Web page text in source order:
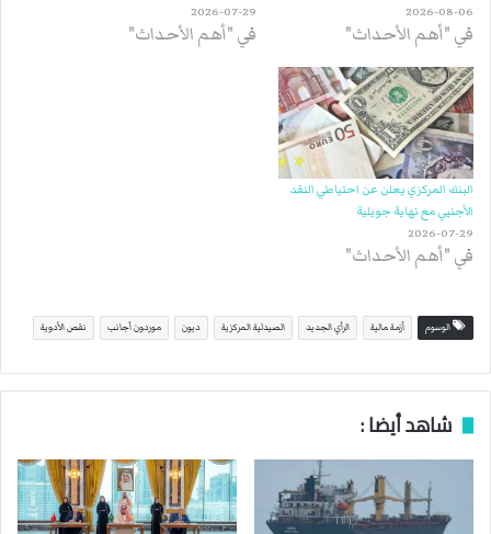
2026-08-06
في "أهم الأحداث"
2026-07-29
في "أهم الأحداث"
البنك المركزي يعلن عن احتياطي النقد
الأجنبي مع نهاية جويلية
2026-07-29
في "أهم الأحداث"
الوسوم أزمة مالية الرأي الجديد الصيدلية المركزية ديون موردون أجانب نقص الأدوية
شاهد أيضا :